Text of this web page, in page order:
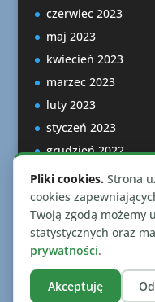
czerwiec 2023
maj 2023
kwiecień 2023
marzec 2023
luty 2023
styczeń 2023
grudzień 2022
listopad 2022
październik 2022
Zaprojektowano
Pliki cookies. Strona
cookies
Twoją zgodą możemy
statystycznych oraz
prywatności.
Akceptuję